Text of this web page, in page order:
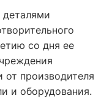
со дня ее
от производителя
и оборудования.